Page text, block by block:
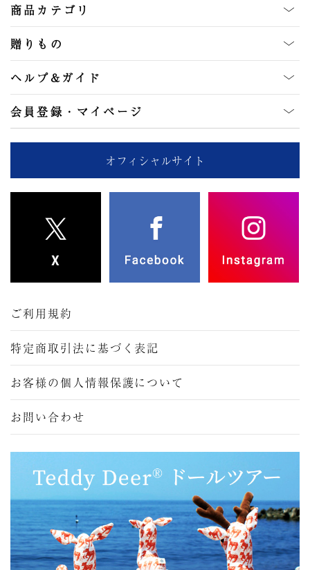
商品カテゴリ
贈りもの
ヘルプ&ガイド
会員登録・マイページ
オフィシャルサイト
ご利用規約
特定商取引法に基づく表記
お客様の個人情報保護について
お問い合わせ